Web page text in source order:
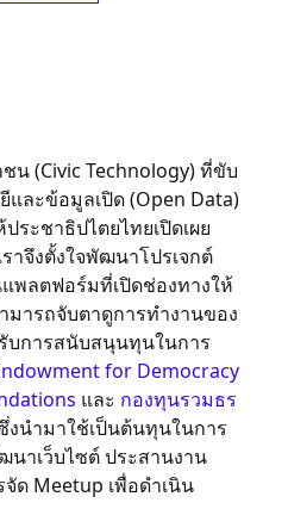
น (Civic Technology) ที่ขับ
และข้อมูลเปิด (Open Data)
ระชาธิปไตยไทยเปิดเผย
าจึงตั้งใจพัฒนาโปรเจกต์
พลตฟอร์มที่เปิดช่องทางให้
ารถจับตาดูการทำงานของ
รับการสนับสนุนทุนในการ
for Democracy
และ กองทุนรวมธร
งนำมาใช้เป็นต้นทุนในการ
าเว็บไซต์ ประสานงาน
ด Meetup เพื่อดำเนิน